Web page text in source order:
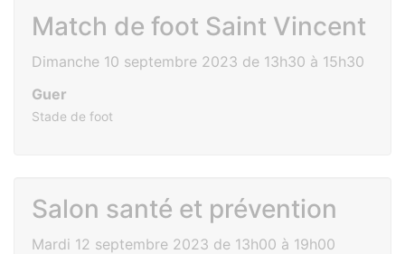
Match de foot Saint Vincent
Dimanche 10 septembre 2023 de 13h30 à 15h30
Guer
Stade de foot
Salon santé et prévention
Mardi 12 septembre 2023 de 13h00 à 19h00